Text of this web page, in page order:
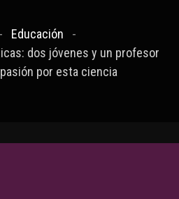
Educación
dos jóvenes y un profesor
por esta ciencia